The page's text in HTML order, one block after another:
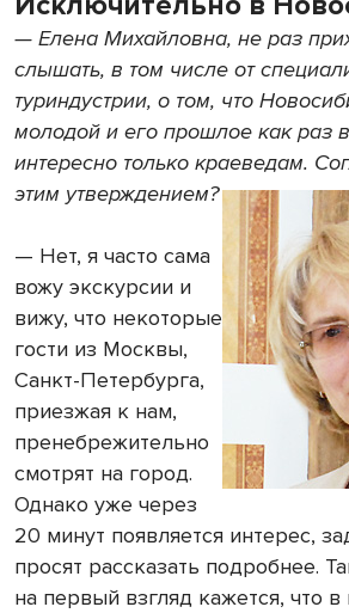
— Елена Михайловна, не раз
слышать, в том числе от
туриндустрии, о том, что
молодой и его прошлое как раз
интересно только краеведам.
этим утверждением?
— Нет, я часто сама
вожу экскурсии и
вижу, что некоторые
гости из Москвы,
Санкт-Петербурга,
приезжая к нам,
пренебрежительно
смотрят на город.
Однако уже через
20 минут появляется интерес,
просят рассказать подробнее.
на первый взгляд кажется, что в